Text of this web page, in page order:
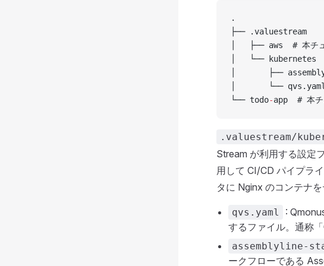
.
├── .valuestream
│   ├── aws  # 本チュ
│   └── kubernetes
│       ├──
│       └──
└── todo-app  # 本チ
.valuestream/
Stream が利用する設定
用して CI/CD パイプラ
タに Nginx のコンテナ
qvs.yaml
:
するファイル。通称「
assemblyline-
ークフローである